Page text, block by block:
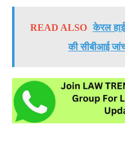
READ ALSO केरल
की सीबीआई